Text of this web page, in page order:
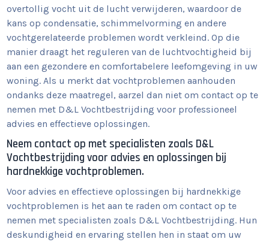
overtollig vocht uit de lucht verwijderen, waardoor de
kans op condensatie, schimmelvorming en andere
vochtgerelateerde problemen wordt verkleind. Op die
manier draagt het reguleren van de luchtvochtigheid bij
aan een gezondere en comfortabelere leefomgeving in uw
woning. Als u merkt dat vochtproblemen aanhouden
ondanks deze maatregel, aarzel dan niet om contact op te
nemen met D&L Vochtbestrijding voor professioneel
advies en effectieve oplossingen.
Neem contact op met specialisten zoals D&L
Vochtbestrijding voor advies en oplossingen bij
hardnekkige vochtproblemen.
Voor advies en effectieve oplossingen bij hardnekkige
vochtproblemen is het aan te raden om contact op te
nemen met specialisten zoals D&L Vochtbestrijding. Hun
deskundigheid en ervaring stellen hen in staat om uw